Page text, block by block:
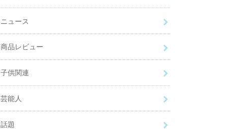
ニュース
商品レビュー
子供関連
芸能人
話題